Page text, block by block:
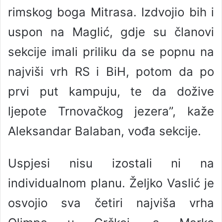
rimskog boga Mitrasa. Izdvojio bih i
uspon na Maglić, gdje su članovi
sekcije imali priliku da se popnu na
najviši vrh RS i BiH, potom da po
prvi put kampuju, te da dožive
ljepote Trnovačkog jezera”, kaže
Aleksandar Balaban, vođa sekcije.
Uspjesi nisu izostali ni na
individualnom planu. Željko Vaslić je
osvojio sva četiri najviša vrha